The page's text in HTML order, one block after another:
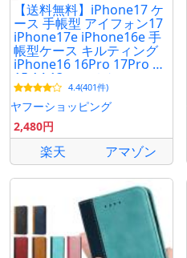
【送料無料】iPhone17 ケ
ース 手帳型 アイフォン17
iPhone17e iPhone16e 手
帳型ケース キルティング
iPhone16 16Pro 17Pro Air
15 14 13 スマホケース シ
ョルダーストラップ
4.4(401件)
ヤフーショッピング
2,480円
楽天 アマゾン